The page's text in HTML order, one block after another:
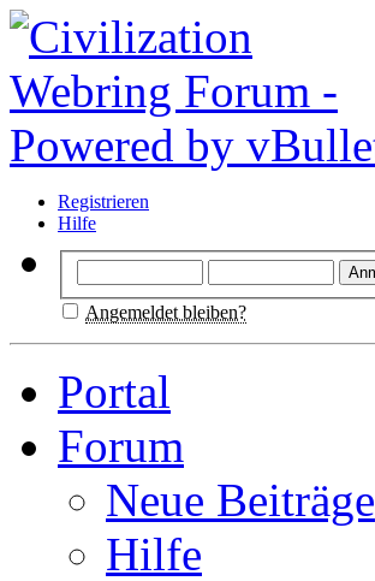
Registrieren
Hilfe
Angemeldet bleiben?
Portal
Forum
Neue Beiträge
Hilfe